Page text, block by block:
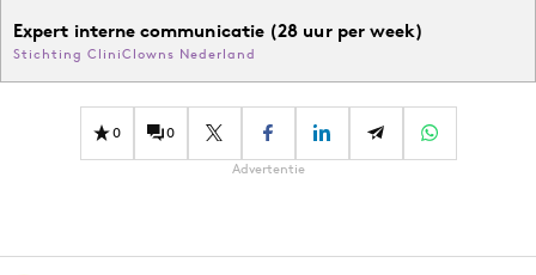
Expert interne communicatie (28 uur per week)
Stichting CliniClowns Nederland
0 0
Advertentie